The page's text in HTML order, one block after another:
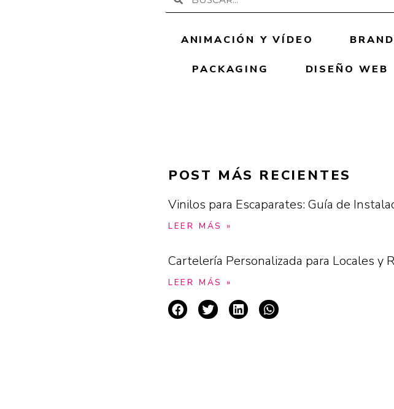
ANIMACIÓN Y VÍDEO
PACKAGING DISEÑO WEB
POST MÁS RECIENTES
Vinilos para Escaparates: Guía de
LEER MÁS »
Cartelería Personalizada para Locales y
LEER MÁS »